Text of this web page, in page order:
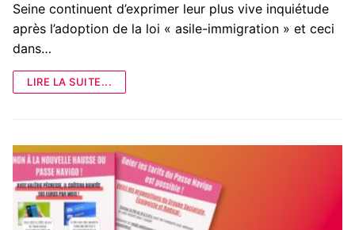
Seine continuent d’exprimer leur plus vive inquiétude
après l’adoption de la loi « asile-immigration » et ceci
dans…
LIRE LA SUITE...